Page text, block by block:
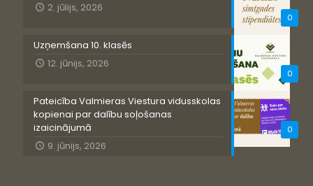
0
2. jūlijs, 2026
0
Uzņemšana 10. klasēs
12. jūnijs, 2026
0
Pateicība Valmieras Viestura vidusskolas
kopienai par dalību soļošanas
izaicinājumā
9. jūnijs, 2026